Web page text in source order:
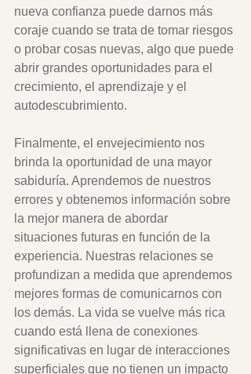
nueva confianza puede darnos más
coraje cuando se trata de tomar riesgos
o probar cosas nuevas, algo que puede
abrir grandes oportunidades para el
crecimiento, el aprendizaje y el
autodescubrimiento.
Finalmente, el envejecimiento nos
brinda la oportunidad de una mayor
sabiduría. Aprendemos de nuestros
errores y obtenemos información sobre
la mejor manera de abordar
situaciones futuras en función de la
experiencia. Nuestras relaciones se
profundizan a medida que aprendemos
mejores formas de comunicarnos con
los demás. La vida se vuelve más rica
cuando está llena de conexiones
significativas en lugar de interacciones
superficiales que no tienen un impacto